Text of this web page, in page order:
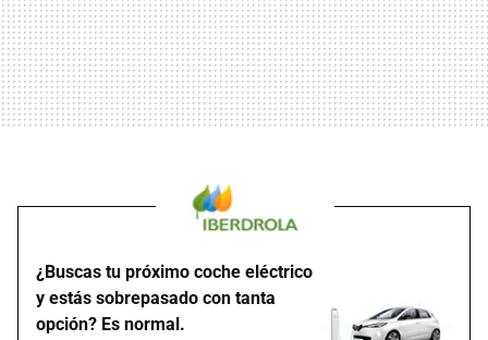
¿Buscas tu próximo coche eléctrico
y estás sobrepasado con tanta
opción? Es normal.